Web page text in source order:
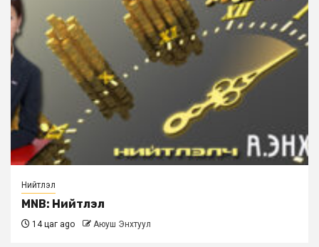
Нийтлэл
MNB: Нийтлэл
14 цаг ago Аюуш Энхтуул